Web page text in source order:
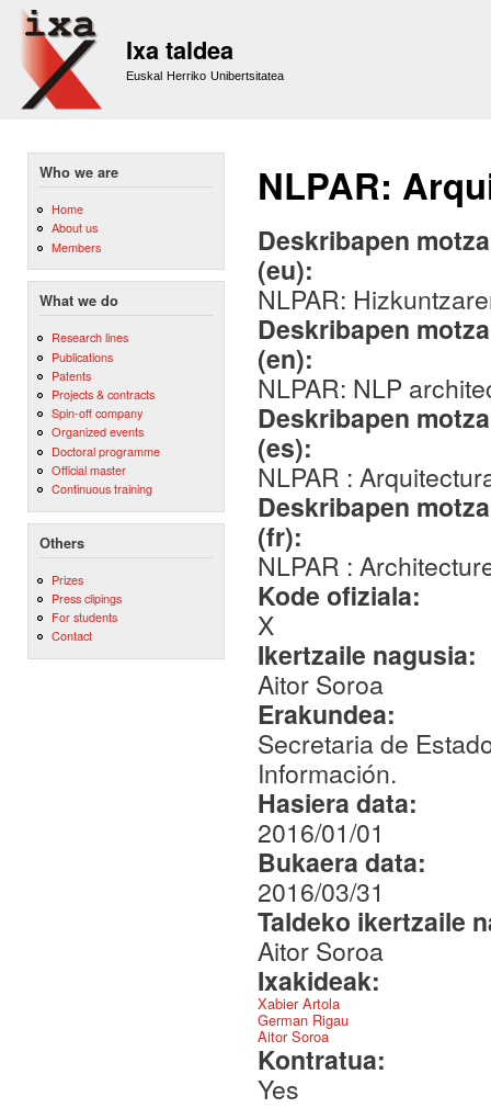
Ixa taldea
Euskal Herriko Unibertsitatea
Who we are
Home
About us
Members
What we do
Research lines
Publications
Patents
Projects & contracts
Spin-off company
Organized events
Doctoral programme
Official master
Continuous training
Others
Prizes
Press clipings
For students
Contact
NLPAR:
Deskribapen
(eu):
NLPAR:
Deskribapen
(en):
NLPAR: NLP
Deskribapen
(es):
NLPAR :
Deskribapen
(fr):
NLPAR :
Kode ofiziala:
X
Ikertzaile nagusia:
Aitor Soroa
Erakundea:
Secretaria de
Información.
Hasiera data:
2016/01/01
Bukaera data:
2016/03/31
Taldeko ikertzaile
Aitor Soroa
Ixakideak:
Xabier Artola
German Rigau
Aitor Soroa
Kontratua:
Yes